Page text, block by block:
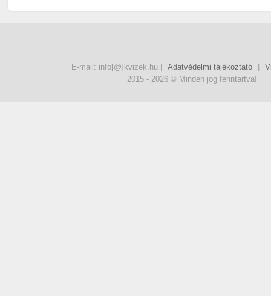
E-mail: info[@]kvizek.hu | Adatvédelmi tájékoztató
2015 - 2026 © Minden jog fenntartva!